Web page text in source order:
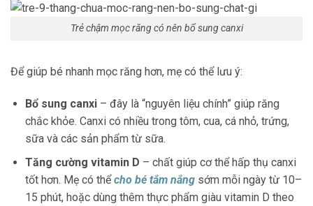
Trẻ chậm mọc răng có nên bổ sung canxi
Để giúp bé nhanh mọc răng hơn, mẹ có thể lưu ý:
Bổ sung canxi– đây là “nguyên liệu chính” giúp răng
chắc khỏe. Canxi có nhiều trong tôm, cua, cá nhỏ, trứng,
sữa và các sản phẩm từ sữa.
Tăng cường vitamin D – chất giúp cơ thể hấp thụ canxi
tốt hơn. Mẹ có thểcho bé tắm nắngsớm mỗi ngày từ 10–
15 phút, hoặc dùng thêm thực phẩm giàu vitamin D theo